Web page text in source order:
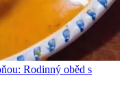
Rodinný oběd s